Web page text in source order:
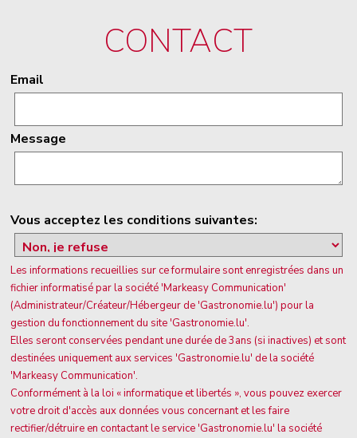
CONTACT
Email
Message
Vous acceptez les conditions suivantes:
Les informations recueillies sur ce formulaire sont enregistrées dans un
fichier informatisé par la société 'Markeasy Communication'
(Administrateur/Créateur/Hébergeur de 'Gastronomie.lu') pour la
gestion du fonctionnement du site 'Gastronomie.lu'.
Elles seront conservées pendant une durée de 3ans (si inactives) et sont
destinées uniquement aux services 'Gastronomie.lu' de la société
'Markeasy Communication'.
Conformément à la loi « informatique et libertés », vous pouvez exercer
votre droit d'accès aux données vous concernant et les faire
rectifier/détruire en contactant le service 'Gastronomie.lu' la société